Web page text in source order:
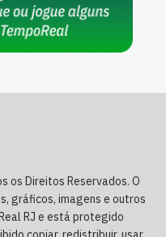
os Direitos Reservados. O
gráficos, imagens e outros
RJ e está protegido